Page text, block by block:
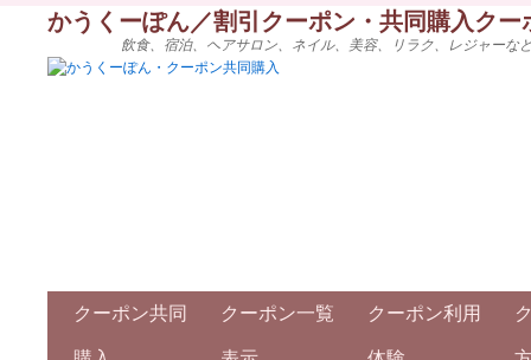
かうくーぽん／割引クーポン・共同購入ク
飲食、宿泊、ヘアサロン、ネイル、美容、リラク、レジャー
クーポン共同 クーポン一覧 クーポン利用